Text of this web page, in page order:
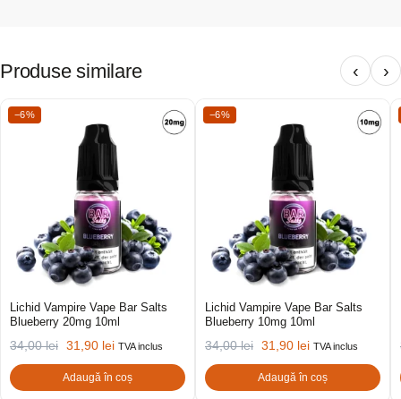
Produse similare ‹ ›
−6%
Lichid Vampire Vape Bar Salts
Blueberry 20mg 10ml
34,00lei 31,90 lei TVA inclus
Adaugă în coș
−6%
Lichid Vampire Vape Bar Salts
Blueberry 10mg 10ml
34,00lei 31,90 lei TVA inclus
Adaugă în coș